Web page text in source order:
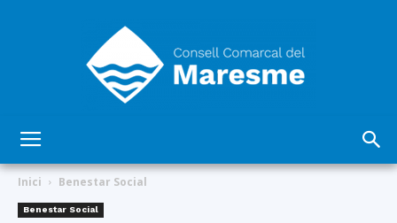
Inici Benestar Social
Benestar Social